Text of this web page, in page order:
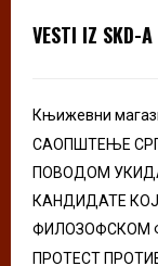
r
VESTI IZ SKD-A
Књижевни
САОПШТЕЊЕ
ПОВОДОМ
КАНДИДАТЕ
ФИЛОЗОФСКОМ
ПРОТЕСТ